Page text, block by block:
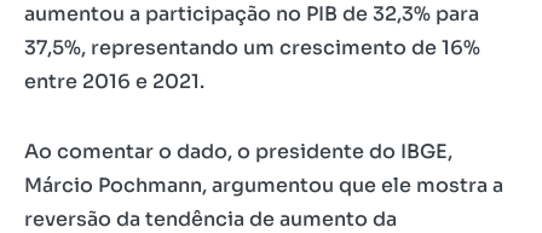
aumentou a participação no PIB de 32,3% para
37,5%, representando um crescimento de 16%
entre 2016 e 2021.
Ao comentar o dado, o presidente do IBGE,
Márcio Pochmann, argumentou que ele mostra a
reversão da tendência de aumento da